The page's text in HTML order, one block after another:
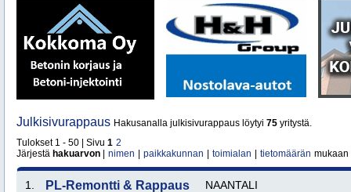
Julkisivurappaus Hakusanalla julkisivurappaus löytyi 75 yritystä.
Tulokset 1 - 50 | Sivu 1 2
Järjestä hakuarvon nimen paikkakunnan toimialan tietomäärän mukaan
1. PL-Remontti & Rappaus NAANTALI